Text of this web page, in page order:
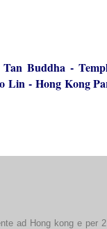
Buddha-
Lin-Hong Kong
ad Hong kong e per